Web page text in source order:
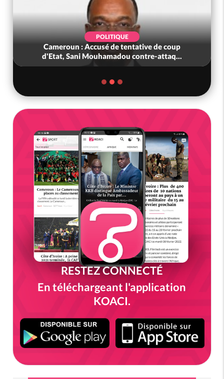
POLITIQUE
Cameroun : Accusé de tentative de coup
d'Etat, Sani Mouhamadou contre-attaq...
RESTEZ CONNECTÉ
En téléchargeant l'application
KOACI.